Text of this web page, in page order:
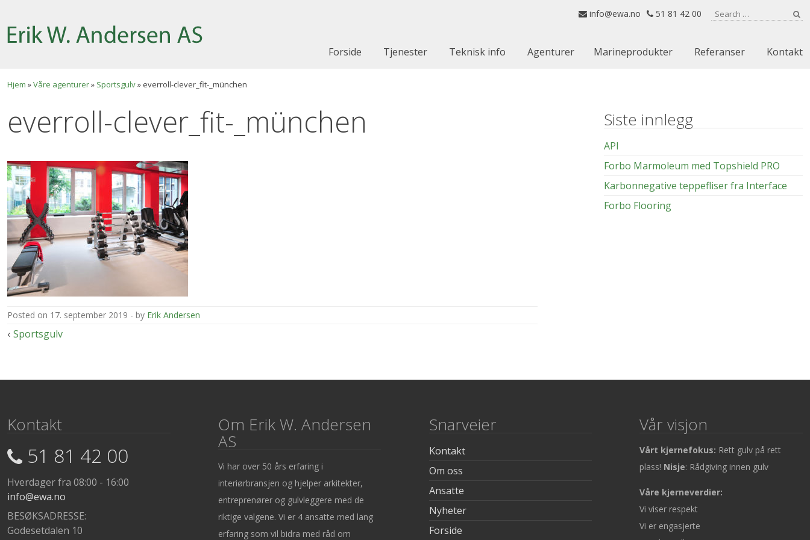
content
Forside Tjenester Teknisk info Agenturer Marineprodukter Referanser Kontakt
info@ewa.no 51 81 42 00
Hjem »Våre agenturer» Sportsgulv» everroll-clever_fit-_münchen
everroll-clever_fit-_münchen
posted on 17. september 2019 by Erik Andersen
Innleggsnavigasjon
Sportsgulv
Siste innlegg
API
Forbo Marmoleum med Topshield PRO
Karbonnegative teppefliser fra Interface
Forbo Flooring
Kontakt
51 81 42 00
Hverdager fra 08:00 - 16:00
info@ewa.no
BESØKSADRESSE:
Godesetdalen 10
Om Erik W. Andersen
AS
Vi har over 50 års erfaring i
interiørbransjen og hjelper arkitekter,
entreprenører og gulvleggere med de
riktige valgene. Vi er 4 ansatte med lang
erfaring som vil bidra med råd om
Snarveier
Kontakt
Om oss
Ansatte
Nyheter
Forside
Vår visjon
Vårt kjernefokus: Rett gulv på rett
plass! Nisje: Rådgiving innen gulv
Våre kjerneverdier:
Vi viser respekt
Vi er engasjerte